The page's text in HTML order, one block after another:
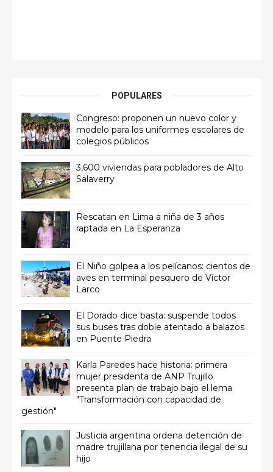
POPULARES
Congreso: proponen un nuevo color y
modelo para los uniformes escolares de
colegios públicos
3,600 viviendas para pobladores de Alto
Salaverry
Rescatan en Lima a niña de 3 años
raptada en La Esperanza
El Niño golpea a los pelícanos: cientos de
aves en terminal pesquero de Víctor
Larco
El Dorado dice basta: suspende todos
sus buses tras doble atentado a balazos
en Puente Piedra
Karla Paredes hace historia: primera
mujer presidenta de ANP Trujillo
presenta plan de trabajo bajo el lema
"Transformación con capacidad de
gestión"
Justicia argentina ordena detención de
madre trujillana por tenencia ilegal de su
hijo